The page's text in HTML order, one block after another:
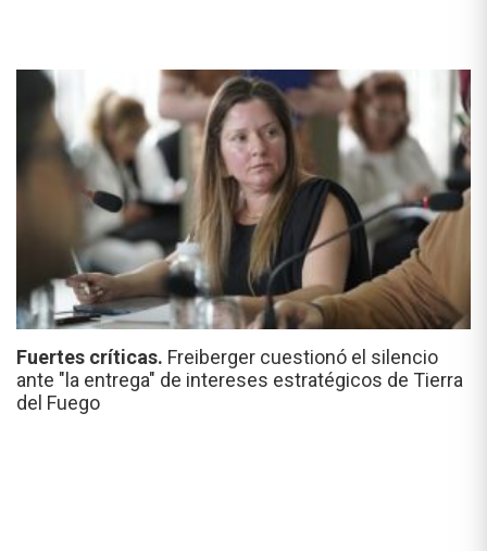
Fuertes críticas. Freiberger cuestionó el silencio
ante "la entrega" de intereses estratégicos de Tierra
del Fuego